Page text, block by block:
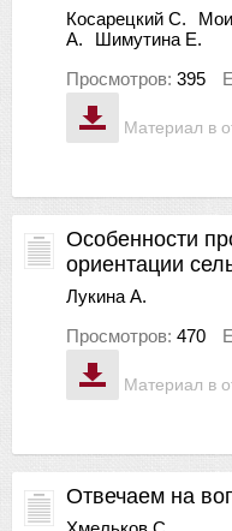
Материал в
Косарецкий С.
А.
Шимутина Е.
Просмотров: 395
Материал в
Особенности
ориентации
Лукина А.
Просмотров: 470
Отвечаем на